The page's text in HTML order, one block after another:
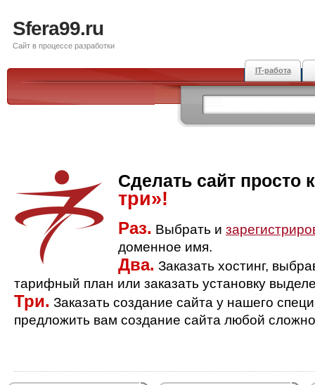
Sfera99.ru
Сайт в процессе разработки
IT-работа
Сделать сайт просто
три»!
Раз. Выбрать и
доменное имя.
Два. Заказать хостинг,
тарифный план или заказать установку
Три. Заказать создание сайта у нашего
предложить вам создание сайта любой